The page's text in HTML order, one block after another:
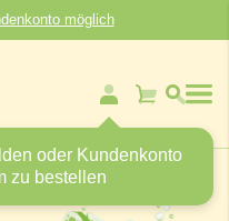
möglich
oder Kundenkonto
zu bestellen
Mein